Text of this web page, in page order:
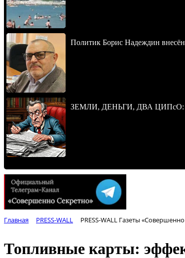
Политик Борис Надеждин внесён
ЗЕМЛИ, ДЕНЬГИ, ДВА
Главная PRESS-WALL PRESS-WALL Газеты
Топливные карты: